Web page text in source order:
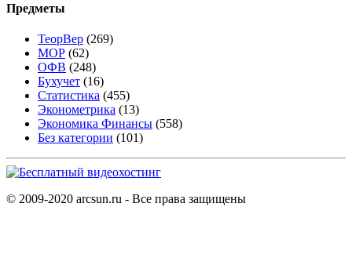
Предметы
ТеорВер (269)
МОР (62)
ОФВ (248)
Бухучет (16)
Статистика (455)
Эконометрика (13)
Экономика Финансы (558)
Без категории (101)
© 2009-2020 arcsun.ru - Все права защищены